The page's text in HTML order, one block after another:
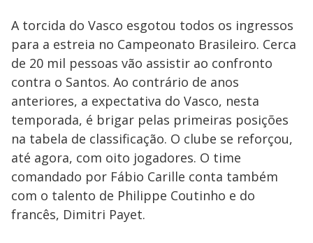
A torcida do Vasco esgotou todos os ingressos
para a estreia no Campeonato Brasileiro. Cerca
de 20 mil pessoas vão assistir ao confronto
contra o Santos. Ao contrário de anos
anteriores, a expectativa do Vasco, nesta
temporada, é brigar pelas primeiras posições
na tabela de classificação. O clube se reforçou,
até agora, com oito jogadores. O time
comandado por Fábio Carille conta também
com o talento de Philippe Coutinho e do
francês, Dimitri Payet.